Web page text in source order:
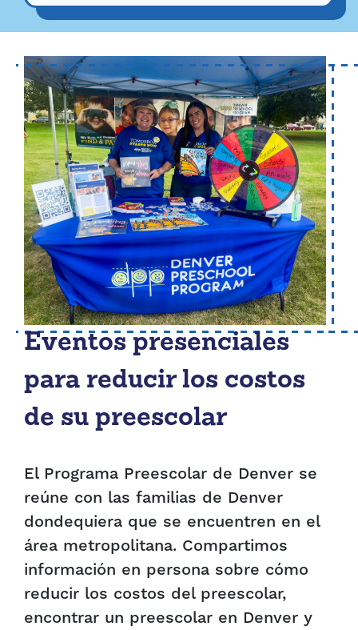
Eventos presenciales
para reducir los costos
de su preescolar
El Programa Preescolar de Denver se
reúne con las familias de Denver
dondequiera que se encuentren en el
área metropolitana. Compartimos
información en persona sobre cómo
reducir los costos del preescolar,
encontrar un preescolar en Denver y